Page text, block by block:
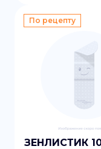
По рецепту
ЗЕНЛИСТИК